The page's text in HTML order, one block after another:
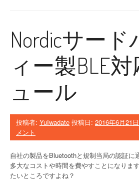
Nordicサー
ィー製BLE
ュール
投稿者: YuIwadate 投稿日: 2016年6月21日
メント
自社の製品をBluetoothと規制当局の認証に
多大なコストや時間を費やすことになりま
たいところですよね？